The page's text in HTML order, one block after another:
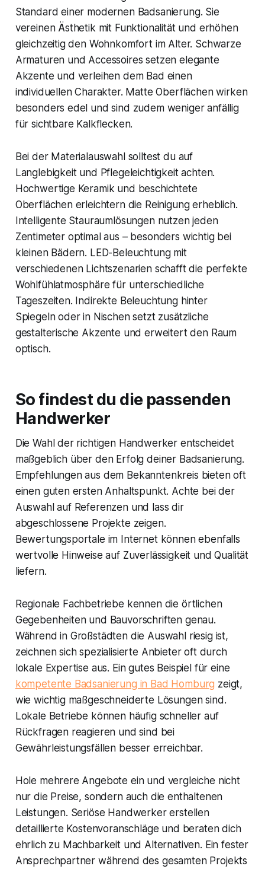
Standard einer modernen Badsanierung. Sie
vereinen Ästhetik mit Funktionalität und erhöhen
gleichzeitig den Wohnkomfort im Alter. Schwarze
Armaturen und Accessoires setzen elegante
Akzente und verleihen dem Bad einen
individuellen Charakter. Matte Oberflächen wirken
besonders edel und sind zudem weniger anfällig
für sichtbare Kalkflecken.
Bei der Materialauswahl solltest du auf
Langlebigkeit und Pflegeleichtigkeit achten.
Hochwertige Keramik und beschichtete
Oberflächen erleichtern die Reinigung erheblich.
Intelligente Stauraumlösungen nutzen jeden
Zentimeter optimal aus – besonders wichtig bei
kleinen Bädern. LED-Beleuchtung mit
verschiedenen Lichtszenarien schafft die perfekte
Wohlfühlatmosphäre für unterschiedliche
Tageszeiten. Indirekte Beleuchtung hinter
Spiegeln oder in Nischen setzt zusätzliche
gestalterische Akzente und erweitert den Raum
optisch.
So findest du die passenden
Handwerker
Die Wahl der richtigen Handwerker entscheidet
maßgeblich über den Erfolg deiner Badsanierung.
Empfehlungen aus dem Bekanntenkreis bieten oft
einen guten ersten Anhaltspunkt. Achte bei der
Auswahl auf Referenzen und lass dir
abgeschlossene Projekte zeigen.
Bewertungsportale im Internet können ebenfalls
wertvolle Hinweise auf Zuverlässigkeit und Qualität
liefern.
Regionale Fachbetriebe kennen die örtlichen
Gegebenheiten und Bauvorschriften genau.
Während in Großstädten die Auswahl riesig ist,
zeichnen sich spezialisierte Anbieter oft durch
lokale Expertise aus. Ein gutes Beispiel für eine
kompetente Badsanierung in Bad Homburg zeigt,
wie wichtig maßgeschneiderte Lösungen sind.
Lokale Betriebe können häufig schneller auf
Rückfragen reagieren und sind bei
Gewährleistungsfällen besser erreichbar.
Hole mehrere Angebote ein und vergleiche nicht
nur die Preise, sondern auch die enthaltenen
Leistungen. Seriöse Handwerker erstellen
detaillierte Kostenvoranschläge und beraten dich
ehrlich zu Machbarkeit und Alternativen. Ein fester
Ansprechpartner während des gesamten Projekts